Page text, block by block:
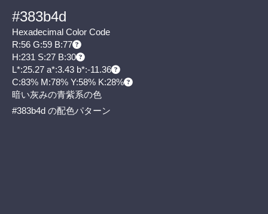
#383b4d
Hexadecimal Color Code
R:56 G:59 B:77
H:231 S:27 B:30
L*:25.27 a*:3.43 b*:-11.36
C:83% M:78% Y:58% K:28%
暗い灰みの青紫系の色
#383b4d の配色パターン